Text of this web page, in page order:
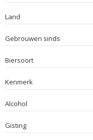
Land
Gebrouwen sinds
Biersoort
Kenmerk
Alcohol
Gisting